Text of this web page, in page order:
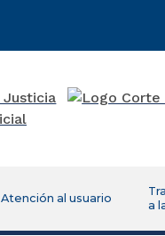
Atención al usuario
a